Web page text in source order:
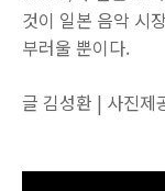
것이 일본 음악 시
부러울 뿐이다.
글 김성환 | 사진